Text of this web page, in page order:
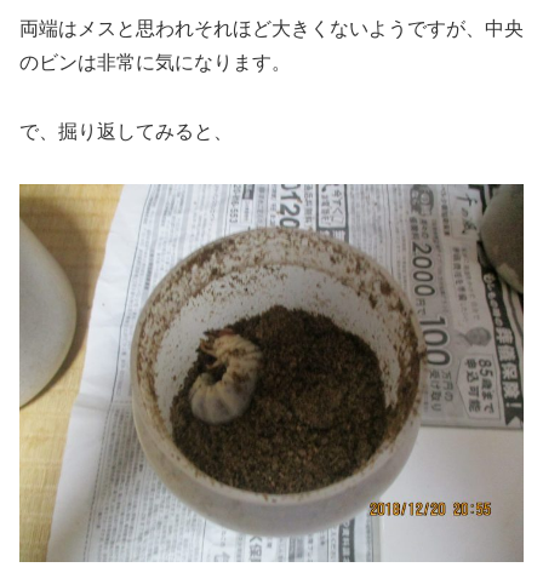
両端はメスと思われそれほど大きくないようですが、中央
のビンは非常に気になります。
で、掘り返してみると、